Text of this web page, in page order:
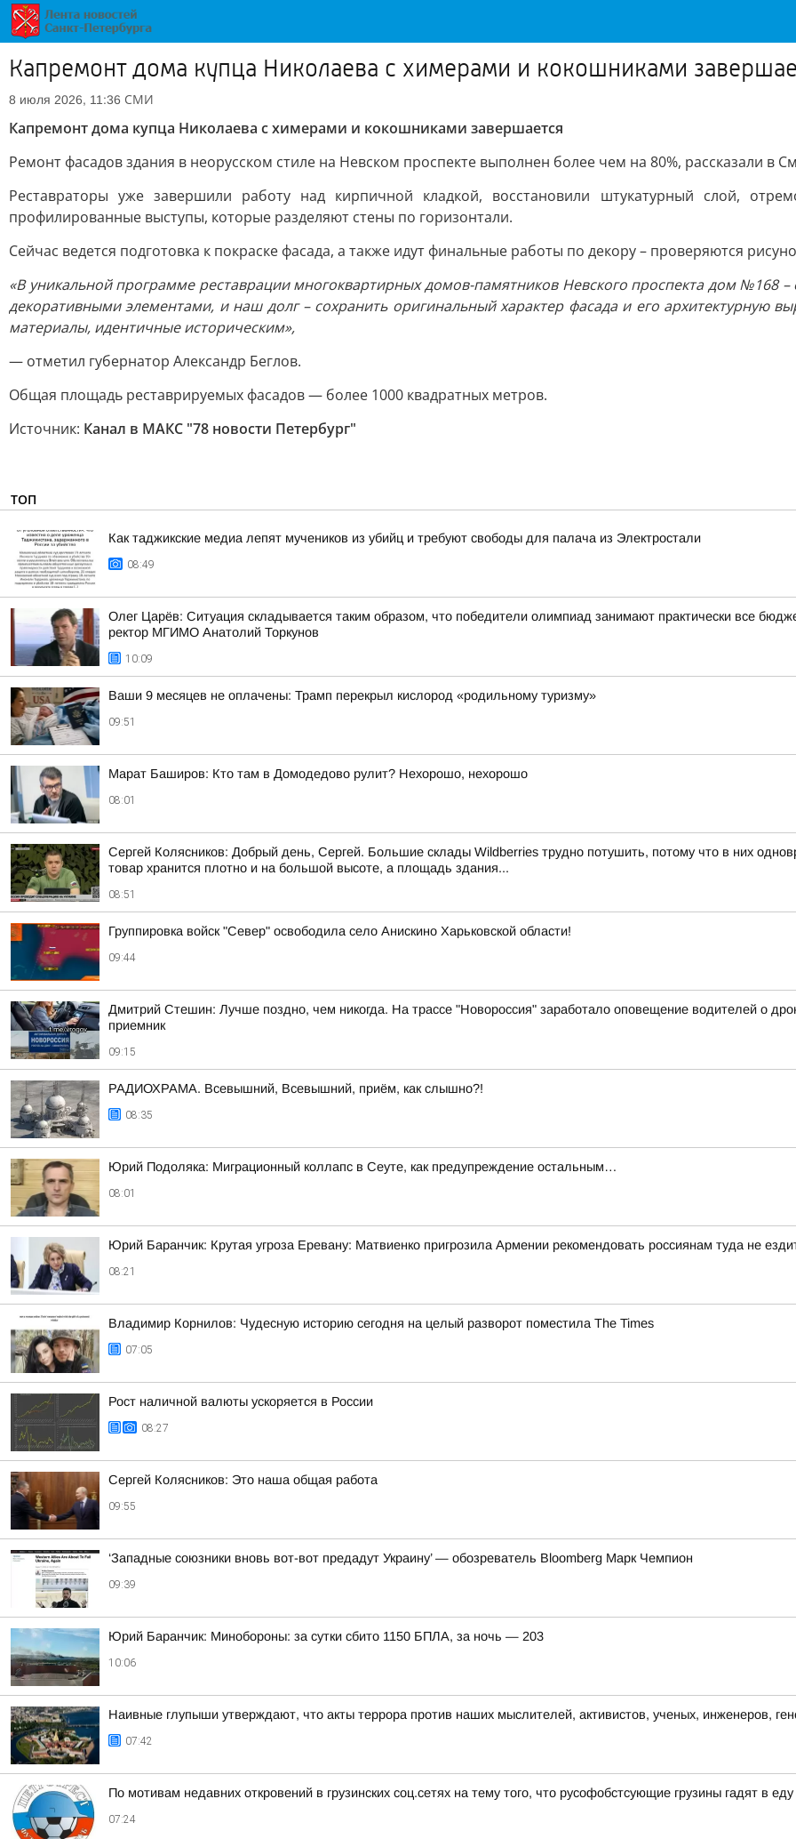
Капремонт дома купца Николаева с химерами и кокошниками
8 июля 2026, 11:36 СМИ
Капремонт дома купца Николаева с химерами и кокошниками завершается
Ремонт фасадов здания в неорусском стиле на Невском проспекте выполнен более чем на 80%, рассказали в
Реставраторы уже завершили работу над кирпичной кладкой, восстановили штукатурный слой,
профилированные выступы, которые разделяют стены по горизонтали.
Сейчас ведется подготовка к покраске фасада, а также идут финальные работы по декору – проверяются
«В уникальной программе реставрации многоквартирных домов-памятников Невского проспекта дом №168
декоративными элементами, и наш долг – сохранить оригинальный характер фасада и его архитектурную
материалы, идентичные историческим»,
— отметил губернатор Александр Беглов.
Общая площадь реставрируемых фасадов — более 1000 квадратных метров.
Источник: Канал в МАКС "78 новости Петербург"
ТОП
Как таджикские медиа лепят мучеников из убийц и требуют свободы для палача из Электростали
08:49
Олег Царёв: Ситуация складывается таким образом, что победители олимпиад занимают практически все
ректор МГИМО Анатолий Торкунов
10:09
Ваши 9 месяцев не оплачены: Трамп перекрыл кислород «родильному туризму»
09:51
Марат Баширов: Кто там в Домодедово рулит? Нехорошо, нехорошо
08:01
Сергей Колясников: Добрый день, Сергей. Большие склады Wildberries трудно потушить, потому что в них
товар хранится плотно и на большой высоте, а площадь здания...
08:51
Группировка войск "Север" освободила село Анискино Харьковской области!
09:44
Дмитрий Стешин: Лучше поздно, чем никогда. На трассе "Новороссия" заработало оповещение водителей о
приемник
09:15
РАДИОХРАМА. Всевышний, Всевышний, приём, как слышно?!
08:35
Юрий Подоляка: Миграционный коллапс в Сеуте, как предупреждение остальным…
08:01
Юрий Баранчик: Крутая угроза Еревану: Матвиенко пригрозила Армении рекомендовать россиянам туда не
08:21
Владимир Корнилов: Чудесную историю сегодня на целый разворот поместила The Times
07:05
Рост наличной валюты ускоряется в России
08:27
Сергей Колясников: Это наша общая работа
09:55
‘Западные союзники вновь вот-вот предадут Украину’ — обозреватель Bloomberg Марк Чемпион
09:39
Юрий Баранчик: Минобороны: за сутки сбито 1150 БПЛА, за ночь — 203
10:06
Наивные глупыши утверждают, что акты террора против наших мыслителей, активистов, ученых, инженеров,
07:42
По мотивам недавних откровений в грузинских соц.сетях на тему того, что русофобстсующие грузины гадят в
07:24